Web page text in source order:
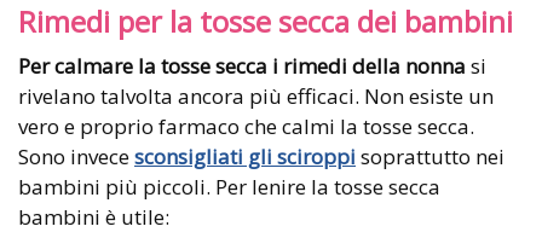
Rimedi per la tosse secca dei bambini
Per calmare la tosse secca i rimedi della nonna si
rivelano talvolta ancora più efficaci. Non esiste un
vero e proprio farmaco che calmi la tosse secca.
Sono invecesconsigliati gli sciroppi soprattutto nei
bambini più piccoli. Per lenire la tosse secca
bambini è utile: